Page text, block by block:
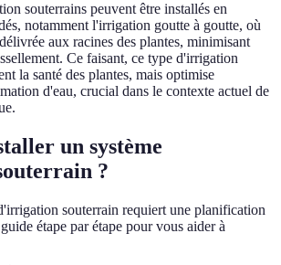
souterrains peuvent être installés en
notamment l'irrigation goutte à goutte, où
aux racines des plantes, minimisant
Ce faisant, ce type d'irrigation
la santé des plantes, mais optimise
d'eau, crucial dans le contexte actuel de
un système
?
souterrain requiert une planification
étape par étape pour vous aider à